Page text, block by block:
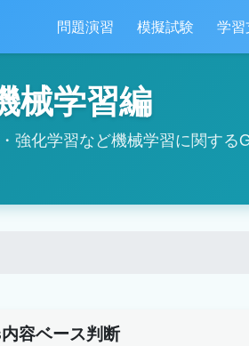
問題演習 模擬試験 学習
械学習編
強化学習など機械学習に関する
容ベース判断